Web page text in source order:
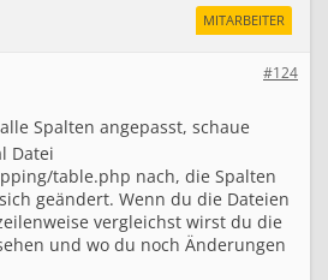
MITARBEITER
#124
Spalten angepasst, schaue
Datei
table.php nach, die Spalten
geändert. Wenn du die Dateien
vergleichst wirst du die
und wo du noch Änderungen